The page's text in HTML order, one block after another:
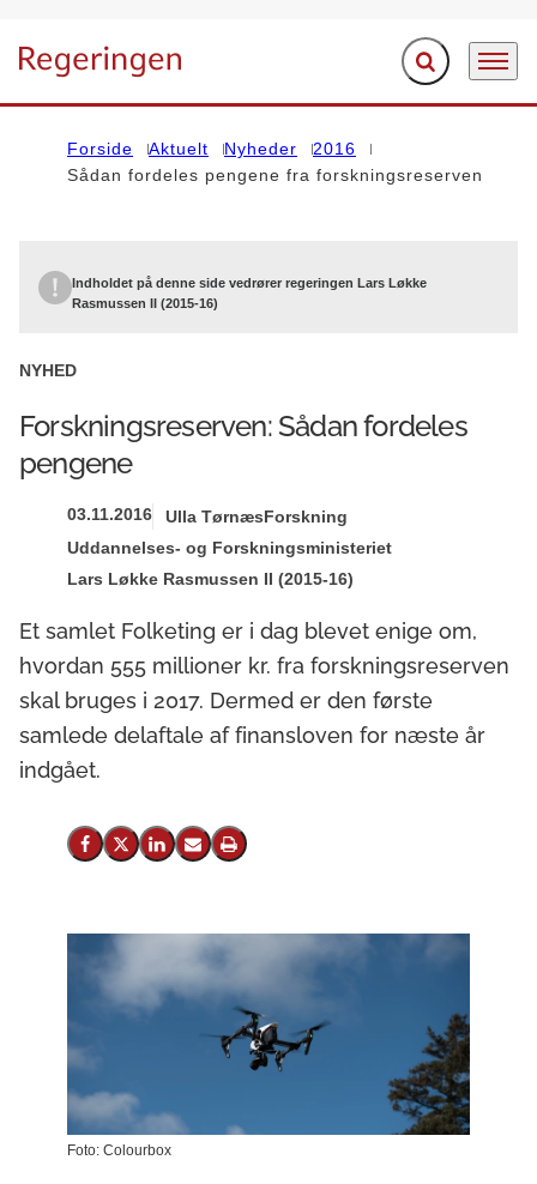
Gå til forsiden Fold søgefelt ud
Menu
Forside Aktuelt Nyheder
2016
Sådan fordeles pengene fra forskningsreserven
Indholdet på denne side vedrører regeringen Lars Løkke
Rasmussen II (2015-16)
NYHED
Forskningsreserven: Sådan fordeles
pengene
03.11.2016 Ulla TørnæsForskning
Uddannelses- og Forskningsministeriet
Lars Løkke Rasmussen II (2015-16)
Et samlet Folketing er i dag blevet enige om,
hvordan 555 millioner kr. fra forskningsreserven
skal bruges i 2017. Dermed er den første
samlede delaftale af finansloven for næste år
indgået.
Del på Facebook
Del på X (Twitter)
Del på LinkedIn
Send email
Print
Foto: Colourbox